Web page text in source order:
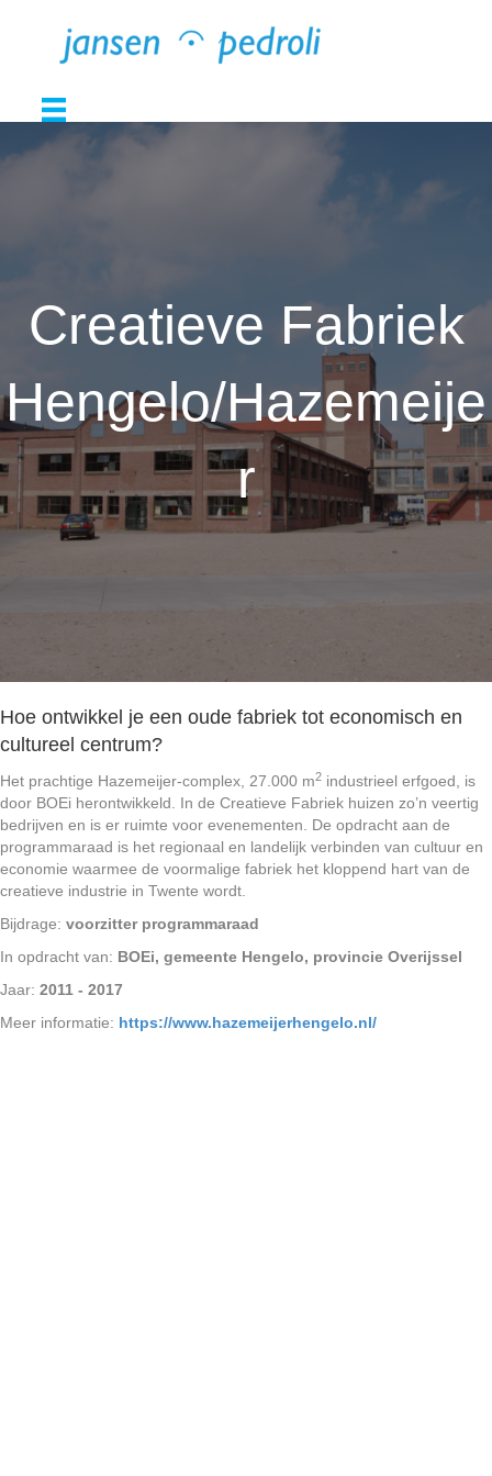
Creatieve Fabriek
Hengelo/Hazemeije
r
Hoe ontwikkel je een oude fabriek tot economisch en
cultureel centrum?
Het prachtige Hazemeijer-complex, 27.000 m2 industrieel erfgoed, is
door BOEi herontwikkeld. In de Creatieve Fabriek huizen zo’n veertig
bedrijven en is er ruimte voor evenementen. De opdracht aan de
programmaraad is het regionaal en landelijk verbinden van cultuur en
economie waarmee de voormalige fabriek het kloppend hart van de
creatieve industrie in Twente wordt.
Bijdrage: voorzitter programmaraad
In opdracht van: BOEi, gemeente Hengelo, provincie Overijssel
Jaar: 2011 - 2017
Meer informatie: https://www.hazemeijerhengelo.nl/